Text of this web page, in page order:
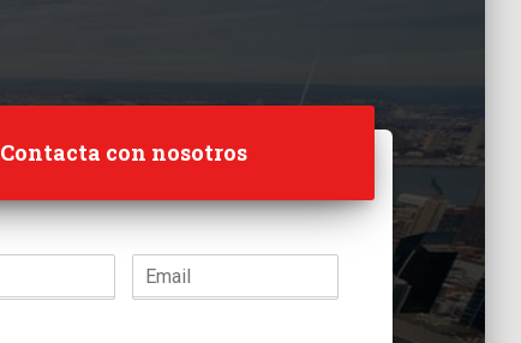
Contacta con nosotros